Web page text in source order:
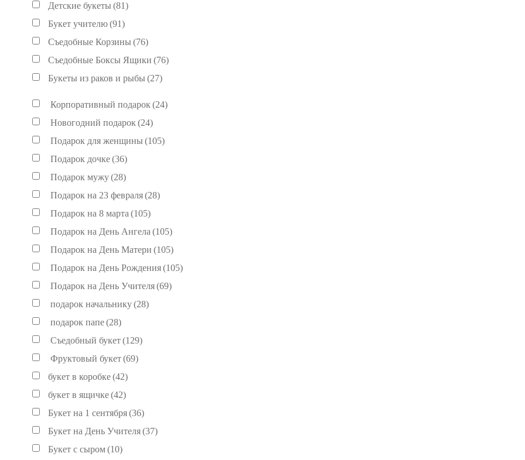
Детские букеты (81)
Букет учителю(91)
Съедобные Корзины (76)
Съедобные Боксы Ящики (76)
Букеты из раков и рыбы (27)
Корпоративный подарок (24)
Новогодний подарок (24)
Подарок для женщины (105)
Подарок дочке(36)
Подарок мужу(28)
Подарок на 23 февраля(28)
Подарок на 8 марта (105)
Подарок на День Ангела (105)
Подарок на День Матери (105)
Подарок на День Рождения(105)
Подарок на День Учителя(69)
подарок начальнику(28)
подарок папе(28)
Съедобный букет(129)
Фруктовый букет(69)
букет в коробке(42)
букет в ящичке(42)
Букет на 1 сентября(36)
Букет на День Учителя(37)
Букет с сыром(10)